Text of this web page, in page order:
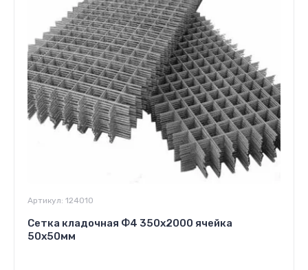
Артикул: 124010
Сетка кладочная Ф4 350х2000 ячейка
50х50мм